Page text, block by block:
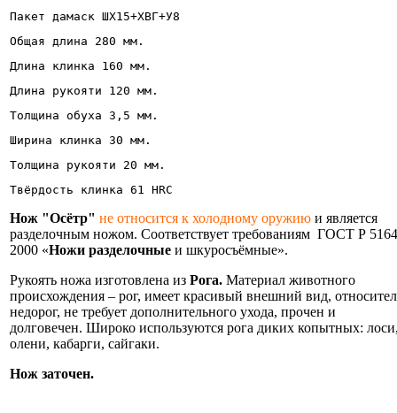
Пакет дамаск ШХ15+ХВГ+У8
Общая длина 280 мм.
Длина клинка 160 мм.
Длина рукояти 120 мм.
Толщина обуха 3,5 мм.
Ширина клинка 30 мм.
Толщина рукояти 20 мм.
Твёрдость клинка 61 HRC
Нож "Осётр" не относится к холодному оружию и является
разделочным ножом. Соответствует требованиям ГОСТ Р
2000 «Ножи разделочные и шкуросъёмные».
Рукоять ножа изготовлена из Рога. Материал животного
происхождения – рог, имеет красивый внешний вид,
недорог, не требует дополнительного ухода, прочен и
долговечен. Широко используются рога диких копытных:
олени, кабарги, сайгаки.
Нож заточен.